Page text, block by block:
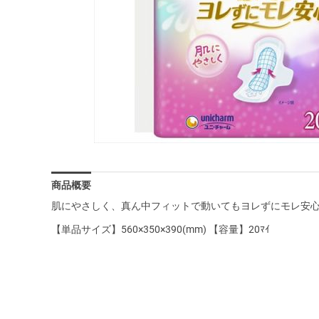
商品概要
肌にやさしく、真ん中フィットで動いてもヨレずにモレ安
【単品サイズ】560×350×390(mm) 【容量】20ﾏｲ